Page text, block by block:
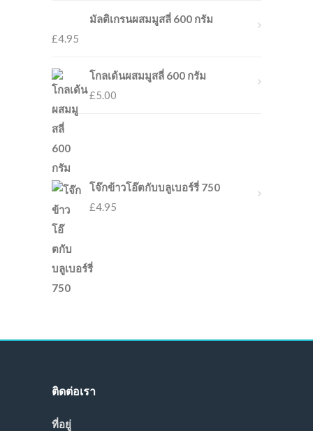
มัลติเกรนผสมมูสลี่ 600 กรัม
£4.95
โกลเด้นผสมมูสลี่ 600 กรัม
£5.00
โจ๊กข้าวโอ๊ตกับบลูเบอร์รี่ 750
£4.95
ติดต่อเรา
ที่อยู่